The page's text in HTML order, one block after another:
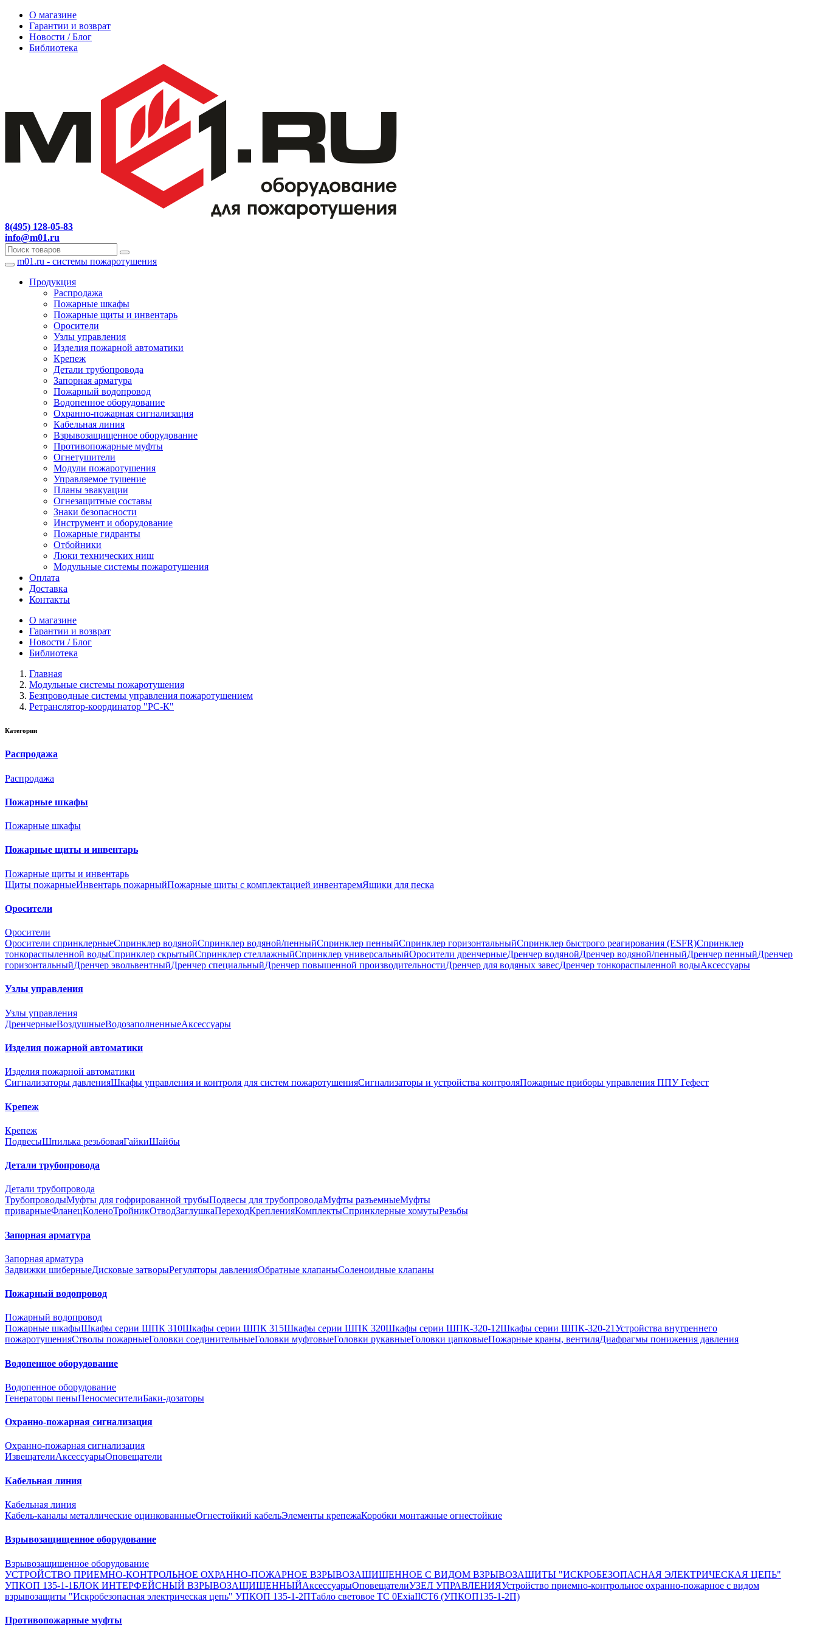
О магазине
Гарантии и возврат
Новости / Блог
Библиотека
8(495) 128-05-83
info@m01.ru
Навигация
m01.ru - системы пожаротушения
Продукция
Распродажа
Пожарные шкафы
Пожарные щиты и инвентарь
Оросители
Узлы управления
Изделия пожарной автоматики
Крепеж
Детали трубопровода
Запорная арматура
Пожарный водопровод
Водопенное оборудование
Охранно-пожарная сигнализация
Кабельная линия
Взрывозащищенное оборудование
Противопожарные муфты
Огнетушители
Модули пожаротушения
Управляемое тушение
Планы эвакуации
Огнезащитные составы
Знаки безопасности
Инструмент и оборудование
Пожарные гидранты
Отбойники
Люки технических ниш
Модульные системы пожаротушения
Оплата
Доставка
Контакты
О магазине
Гарантии и возврат
Новости / Блог
Библиотека
Главная
Модульные системы пожаротушения
Безпроводные системы управления пожаротушением
Ретранслятор-координатор "РС-К"
Категории
Распродажа
Распродажа
Пожарные шкафы
Пожарные шкафы
Пожарные щиты и инвентарь
Пожарные щиты и инвентарь
Щиты пожарныеИнвентарь пожарныйПожарные щиты с комплектацией инвентаремЯщики для песка
Оросители
Оросители
Оросители спринклерныеСпринклер водянойСпринклер водяной/пенныйСпринклер пенныйСпринклер горизонтальныйСпринклер быстрого реагирования (ESFR)Спринклер
тонкораспыленной водыСпринклер скрытыйСпринклер стеллажныйСпринклер универсальныйОросители дренчерныеДренчер водянойДренчер водяной/пенныйДренчер пенныйДренчер
горизонтальныйДренчер эвольвентныйДренчер специальныйДренчер повышенной производительностиДренчер для водяных завесДренчер тонкораспыленной водыАксессуары
Узлы управления
Узлы управления
ДренчерныеВоздушныеВодозаполненныеАксессуары
Изделия пожарной автоматики
Изделия пожарной автоматики
Сигнализаторы давленияШкафы управления и контроля для систем пожаротушенияСигнализаторы и устройства контроляПожарные приборы управления ППУ Гефест
Крепеж
Крепеж
ПодвесыШпилька резьбоваяГайкиШайбы
Детали трубопровода
Детали трубопровода
ТрубопроводыМуфты для гофрированной трубыПодвесы для трубопроводаМуфты разъемныеМуфты
приварныеФланецКоленоТройникОтводЗаглушкаПереходКрепленияКомплектыСпринклерные хомутыРезьбы
Запорная арматура
Запорная арматура
Задвижки шиберныеДисковые затворыРегуляторы давленияОбратные клапаныСоленоидные клапаны
Пожарный водопровод
Пожарный водопровод
Пожарные шкафыШкафы серии ШПК 310Шкафы серии ШПК 315Шкафы серии ШПК 320Шкафы серии ШПК-320-12Шкафы серии ШПК-320-21Устройства внутреннего
пожаротушенияСтволы пожарныеГоловки соединительныеГоловки муфтовыеГоловки рукавныеГоловки цапковыеПожарные краны, вентиляДиафрагмы понижения давления
Водопенное оборудование
Водопенное оборудование
Генераторы пеныПеносмесителиБаки-дозаторы
Охранно-пожарная сигнализация
Охранно-пожарная сигнализация
ИзвещателиАксессуарыОповещатели
Кабельная линия
Кабельная линия
Кабель-каналы металлические оцинкованныеОгнестойкий кабельЭлементы крепежаКоробки монтажные огнестойкие
Взрывозащищенное оборудование
Взрывозащищенное оборудование
УСТРОЙСТВО ПРИЕМНО-КОНТРОЛЬНОЕ ОХРАННО-ПОЖАРНОЕ ВЗРЫВОЗАЩИЩЕННОЕ С ВИДОМ ВЗРЫВОЗАЩИТЫ "ИСКРОБЕЗОПАСНАЯ ЭЛЕКТРИЧЕСКАЯ ЦЕПЬ"
УПКОП 135-1-1БЛОК ИНТЕРФЕЙСНЫЙ ВЗРЫВОЗАЩИЩЕННЫЙАксессуарыОповещателиУЗЕЛ УПРАВЛЕНИЯУстройство приемно-контрольное охранно-пожарное с видом
взрывозащиты "Искробезопасная электрическая цепь" УПКОП 135-1-2ПТабло световое ТС 0ExiaIICT6 (УПКОП135-1-2П)
Противопожарные муфты